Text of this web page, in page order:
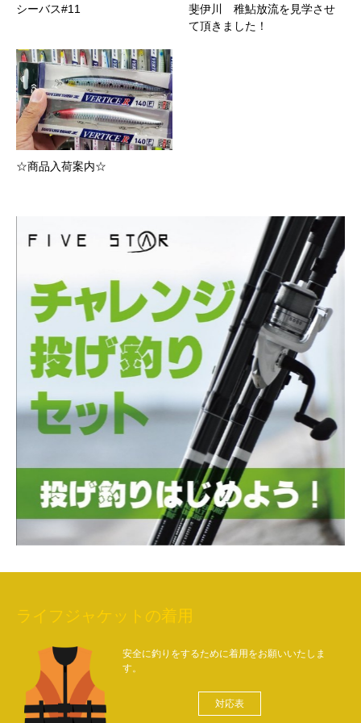
シーバス#11
斐伊川 稚鮎放流を見学させ
て頂きました！
☆商品入荷案内☆
ライフジャケットの着用
安全に釣りをするために着用をお願いいたしま
す。
対応表